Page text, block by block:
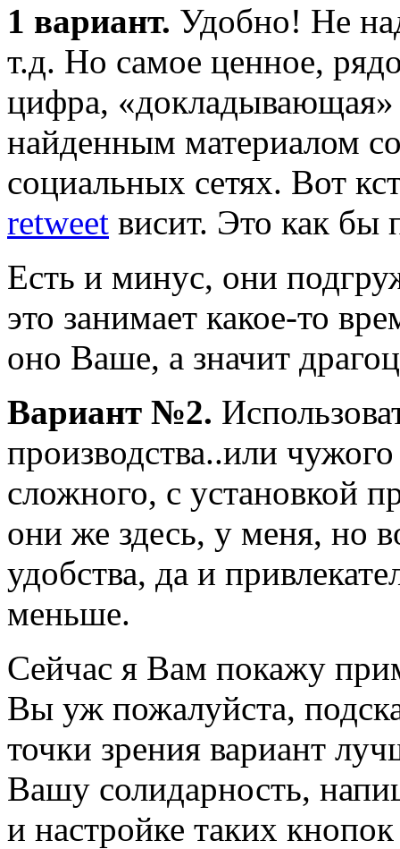
1 вариант. Удобно! Не
т.д. Но самое ценное,
цифра, «докладывающая»
найденным материалом
социальных сетях. Вот
retweet висит. Это как бы
Есть и минус, они
это занимает какое-то
оно Ваше, а значит
Вариант №2.
производства..или
сложного, с установкой
они же здесь, у меня, но
удобства, да и
меньше.
Сейчас я Вам покажу
Вы уж пожалуйста,
точки зрения вариант
Вашу солидарность,
и настройке таких